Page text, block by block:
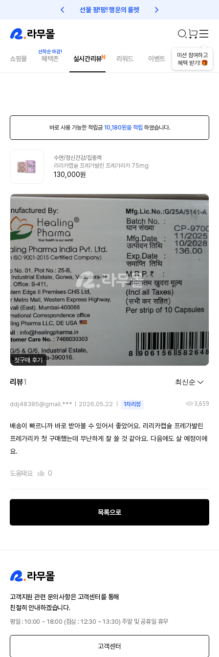
선물 팡!팡! 행운의 룰렛 친구초대 1만원 리워드!
미션 참여하고
혜택 받기!
쇼핑몰 혜택존 실시간리뷰 리워드 이벤트 건강매거진
바로 사용 가능한 적립금 10,180원을 적립 하였습니다.
수면/정신건강/집중력
리리카캡슐 프레가발린 프레가리카 75mg
130,000원
첫구매 후기
리뷰1
ddj48385@gmail.*** 2026.05.22 1차리뷰 3,659
배송이 빠르니까 바로 받아볼 수 있어서 좋았어요. 리리카캡슐 프레가발린
프레가리카 첫 구매했는데 무난하게 잘 쓸 것 같아요. 다음에도 살 예정이에
요.
도움돼요 0
목록으로
고객지원 관련 문의사항은 고객센터를 통해
친절히 안내하겠습니다.
평일 : 10:00 ~ 18:00 (점심 : 12:30 ~ 13:30) 주말 및 공휴일 휴무
고객센터